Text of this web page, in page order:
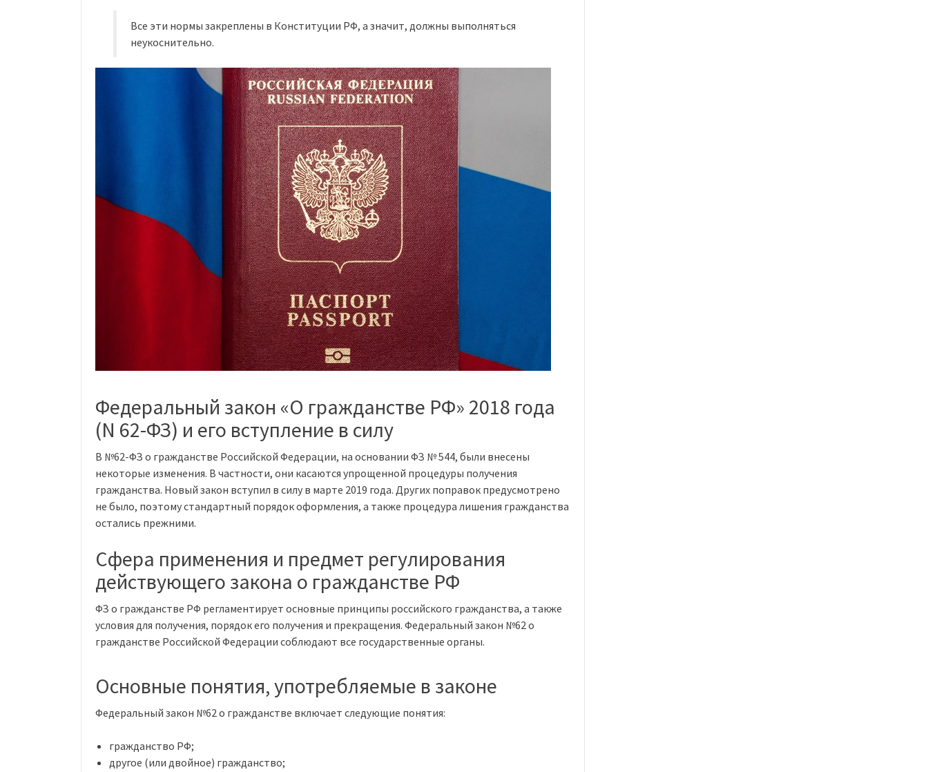
Все эти нормы закреплены в Конституции РФ, а значит, должны выполняться
неукоснительно.
Федеральный закон «О гражданстве РФ» 2018 года
(N 62-ФЗ) и его вступление в силу
В №62-ФЗ о гражданстве Российской Федерации, на основании ФЗ № 544, были внесены
некоторые изменения. В частности, они касаются упрощенной процедуры получения
гражданства. Новый закон вступил в силу в марте 2019 года. Других поправок предусмотрено
не было, поэтому стандартный порядок оформления, а также процедура лишения гражданства
остались прежними.
Сфера применения и предмет регулирования
действующего закона о гражданстве РФ
ФЗ о гражданстве РФ регламентирует основные принципы российского гражданства, а также
условия для получения, порядок его получения и прекращения. Федеральный закон №62 о
гражданстве Российской Федерации соблюдают все государственные органы.
Основные понятия, употребляемые в законе
Федеральный закон №62 о гражданстве включает следующие понятия:
гражданство РФ;
другое (или двойное) гражданство;